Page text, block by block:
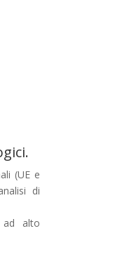
(UE e
di
ad alto